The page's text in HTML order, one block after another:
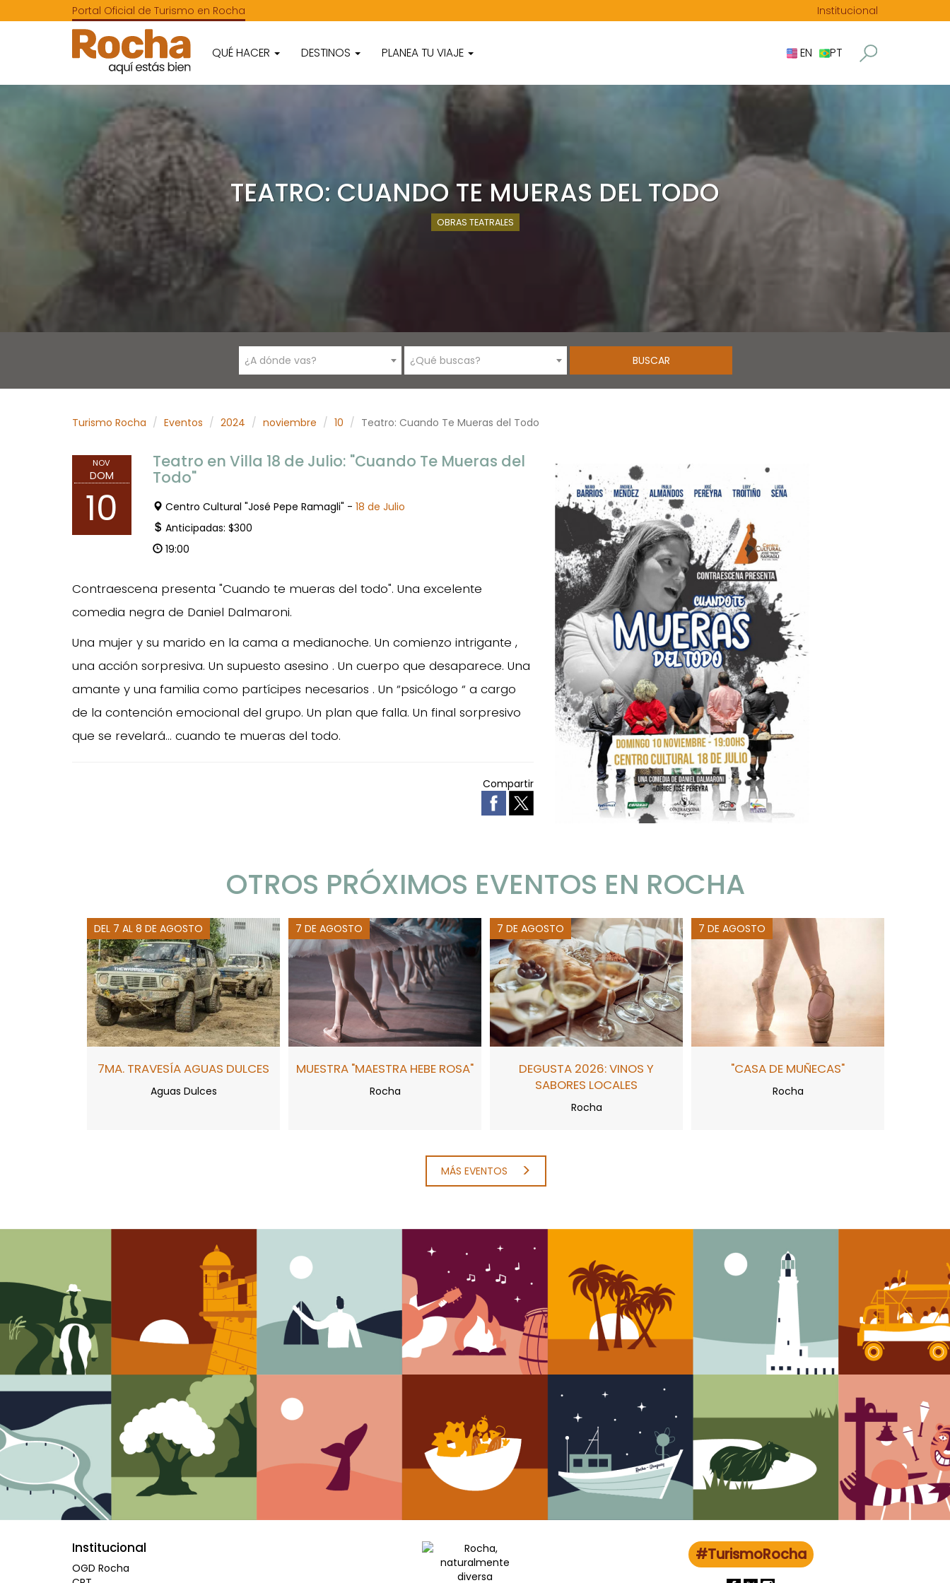
Portal Oficial de Turismo en Rocha Institucional
QUÉ HACER DESTINOS PLANEA TU VIAJE EN PT
TEATRO: CUANDO TE MUERAS DEL TODO
OBRAS TEATRALES
¿A dónde vas? ¿Qué buscas?
Turismo Rocha Eventos 2024 noviembre 10 Teatro: Cuando Te Mueras del Todo
NOV
DOM
10
Teatro en Villa 18 de Julio: "Cuando Te Mueras del
Todo"
Centro Cultural "José Pepe Ramagli" - 18 de Julio
Anticipadas: $300
19:00
Contraescena presenta "Cuando te mueras del todo". Una excelente
comedia negra de Daniel Dalmaroni.
Una mujer y su marido en la cama a medianoche. Un comienzo intrigante ,
una acción sorpresiva. Un supuesto asesino . Un cuerpo que desaparece. Una
amante y una familia como partícipes necesarios . Un “psicólogo “ a cargo
de la contención emocional del grupo. Un plan que falla. Un final sorpresivo
que se revelará... cuando te mueras del todo.
Compartir
OTROS PRÓXIMOS EVENTOS EN ROCHA
DEL 7 AL 8 DE AGOSTO
7MA. TRAVESÍA AGUAS DULCES
Aguas Dulces
7 DE AGOSTO
MUESTRA "MAESTRA HEBE ROSA"
Rocha
7 DE AGOSTO
DEGUSTA 2026: VINOS Y
SABORES LOCALES
Rocha
7 DE AGOSTO
"CASA DE MUÑECAS"
Rocha
MÁS EVENTOS
Institucional
OGD Rocha
#TurismoRocha